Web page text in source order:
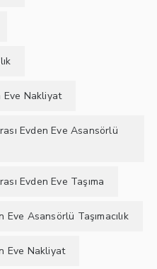
Eve Nakliyat
Evden Eve Asansörlü
Evden Eve Taşıma
Asansörlü Taşımacılık
Eve Nakliyat